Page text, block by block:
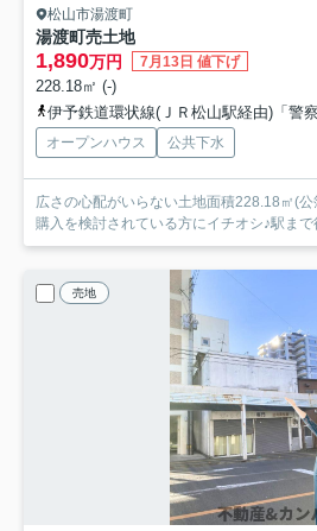
松山市湯渡町
湯渡町売土地
1,890万円 7月13日 値下げ
228.18㎡ (-)
伊予鉄道環状線(ＪＲ松山駅経由)「警
オープンハウス 公共下水
広さの心配がいらない土地面積228.18㎡(
購入を検討されている方にイチオシ♪駅まで
売地